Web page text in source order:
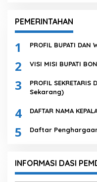
PEMERINTAHAN
1 PROFIL BUPATI DAN
2 VISI MISI BUPATI
3
PROFIL SEKRETARIS
Sekarang)
4 DAFTAR NAMA
5 Daftar
INFORMASI DASI